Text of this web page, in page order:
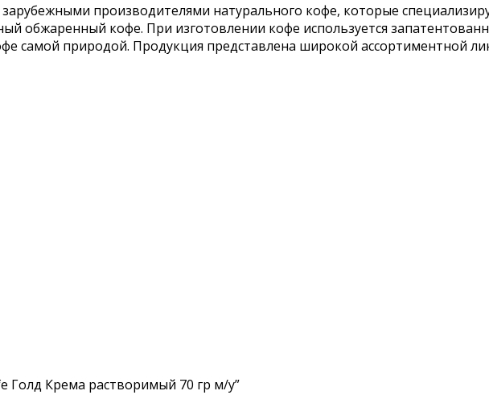
производителями натурального кофе, которые
обжаренный кофе. При изготовлении кофе используется
самой природой. Продукция представлена широкой ассортиментной
Голд Крема растворимый 70 гр м/у”